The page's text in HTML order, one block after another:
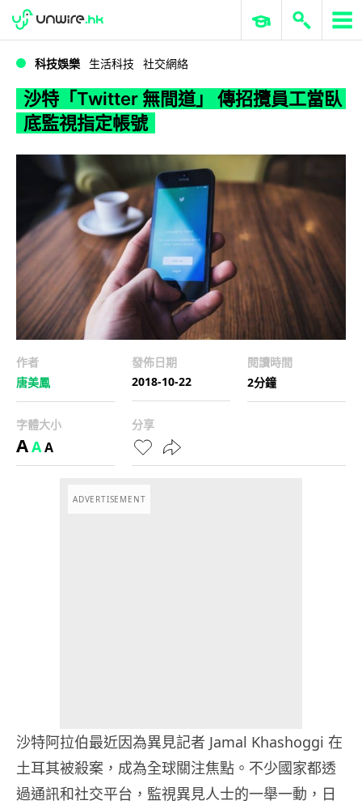
WWDC 2026 ERP 與商業 AI
科技娛樂 生活科技 社交網絡
沙特「Twitter 無間道」 傳招攬員工當臥
底監視指定帳號
作者
唐美鳳
發佈日期
2018-10-22
閱讀時間
2分鐘
字體大小
AAA
分享
ADVERTISEMENT
沙特阿拉伯最近因為異見記者 Jamal Khashoggi 在
土耳其被殺案，成為全球關注焦點。不少國家都透
過通訊和社交平台，監視異見人士的一舉一動，日